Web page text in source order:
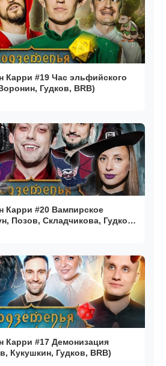
Карри #19 Час эльфийского
Гудков, BRB)
Карри #20 Вампирское
Позов, Складчикова, Гудков,
Карри #17 Демонизация
Кукушкин, Гудков, BRB)